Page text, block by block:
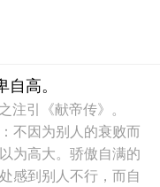
高。
注引《献帝传》。
不因为别人的衰败而
为高大。骄傲自满的
感到别人不行，而自